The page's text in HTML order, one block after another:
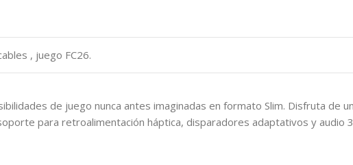
, juego FC26.
de juego nunca antes imaginadas en formato Slim. Disfruta de
para retroalimentación háptica, disparadores adaptativos y audio